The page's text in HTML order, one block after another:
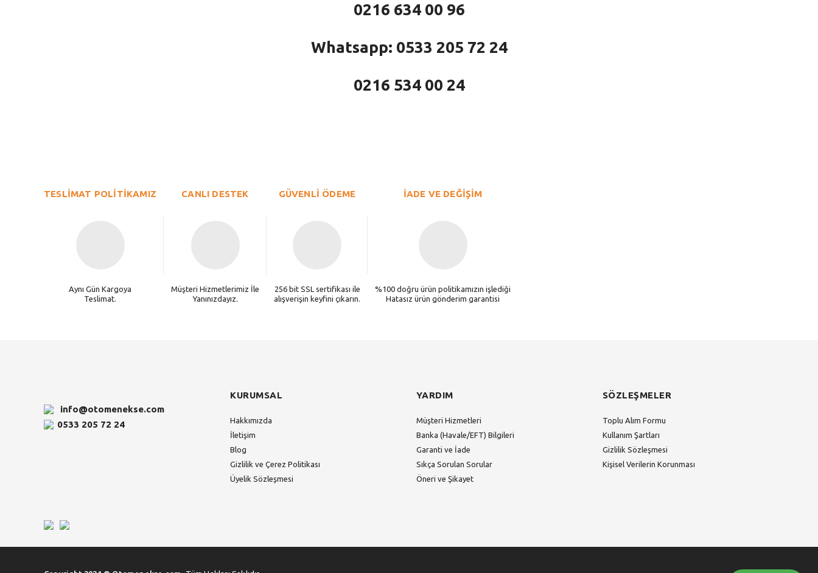
0216 634 00 96
Whatsapp: 0533 205 72 24
0216 534 00 24
Ürün açıklamasında eksik bilgiler bulunuyor.
TESLİMAT POLİTİKAMIZ
Aynı Gün Kargoya
Teslimat.
CANLI DESTEK
Müşteri Hizmetlerimiz İle
Yanınızdayız.
GÜVENLİ ÖDEME
256 bit SSL sertifikası ile
alışverişin keyfini çıkarın.
İADE VE DEĞİŞİM
%100 doğru ürün politikamızın işlediği
Hatasız ürün gönderim garantisi
info@otomenekse.com
0533 205 72 24
KURUMSAL
Hakkımızda
İletişim
Blog
Gizlilik ve Çerez Politikası
Üyelik Sözleşmesi
YARDIM
Müşteri Hizmetleri
Banka (Havale/EFT) Bilgileri
Garanti ve İade
Sıkça Sorulan Sorular
Öneri ve Şikayet
SÖZLEŞMELER
Toplu Alım Formu
Kullanım Şartları
Gizlilik Sözleşmesi
Kişisel Verilerin Korunması